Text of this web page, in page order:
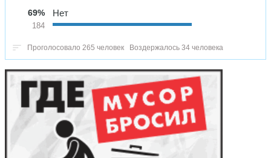
69%
184
Нет
Проголосовало 265 человек Воздержалось 34 человека